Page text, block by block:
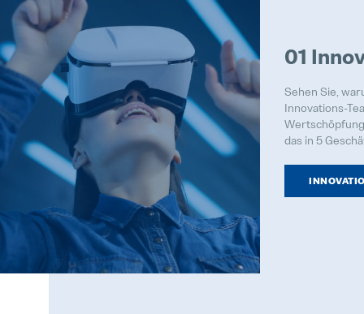
01
Sehen Sie,
Innovations-
das in 5